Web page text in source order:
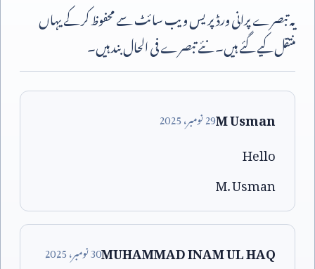
یہ تبصرے پرانی ورڈپریس ویب سائٹ سے محفوظ کر کے یہاں
منتقل کیے گئے ہیں۔ نئے تبصرے فی الحال بند ہیں۔
M Usman
29نومبر،2025
M. Usman
MUHAMMAD INAM UL HAQ
30نومبر،2025